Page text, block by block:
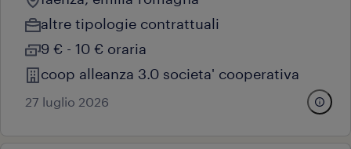
altre tipologie contrattuali
9 € - 10 € oraria
coop alleanza 3.0 societa' cooperativa
27 luglio 2026